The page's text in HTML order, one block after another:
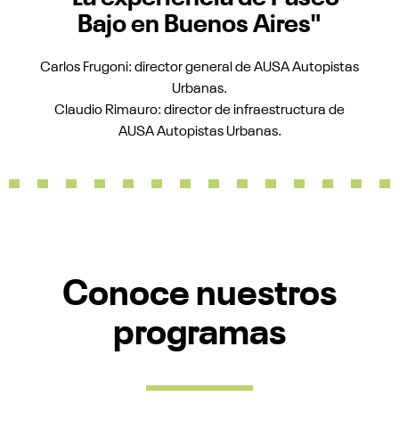
Bajo en Buenos Aires"
Carlos Frugoni: director general de AUSA Autopistas
Urbanas.
Claudio Rimauro: director de infraestructura de
AUSA Autopistas Urbanas.
Conoce nuestros
programas